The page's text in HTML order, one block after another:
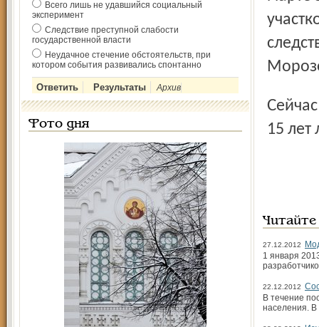
Всего лишь не удавшийся социальный
эксперимент
Следствие преступной слабости
государственной власти
Неудачное стечение обстоятельств, при
котором события развивались спонтанно
Архив
Фото дня
Сейчас обвиняемый задержан. Ему грозит наказание до
15
27.12.2012
1 января
22.12.2012
В течение
населения. В